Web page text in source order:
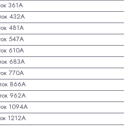
361А
432А
481А
547А
610А
683А
770А
866А
962А
1094А
1212А